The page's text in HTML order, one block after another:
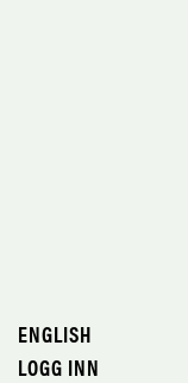
ENGLISH
LOGG INN